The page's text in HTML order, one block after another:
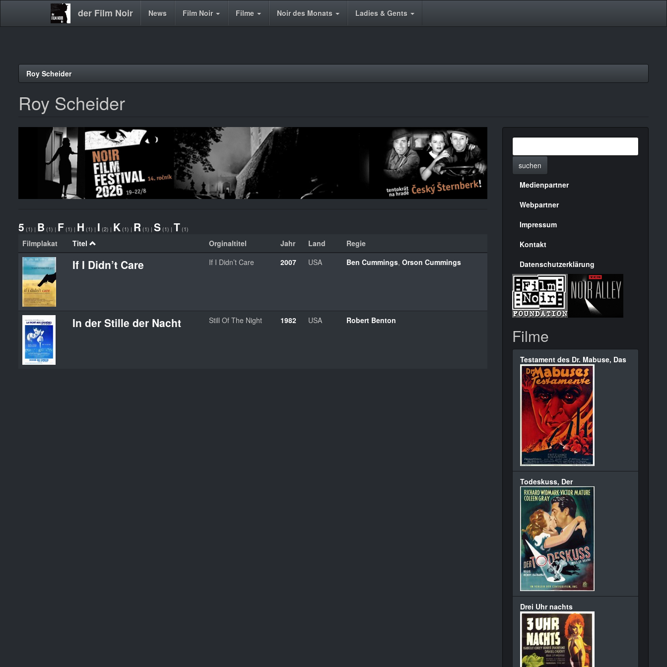
der Film Noir
Main News Film Noir Filme Noir des Monats Ladies & Gents
Roy Scheider
Roy Scheider
5 (1) | B (1) | F (1) | H (1) | I (2) | K (1) | R (1) | S (1) | T (1)
Filmplakat Titel Orginaltitel Jahr Land Regie
If I Didn’t Care If I Didn’t Care 2007 USA Ben Cummings, Orson Cummings
In der Stille der Nacht Still Of The Night 1982 USA Robert Benton
suchen
Menülinks
rechte
Seite
Medienpartner
Webpartner
Impressum
Kontakt
Datenschutzerklärung
Filme
Testament des Dr. Mabuse, Das
Todeskuss, Der
Drei Uhr nachts